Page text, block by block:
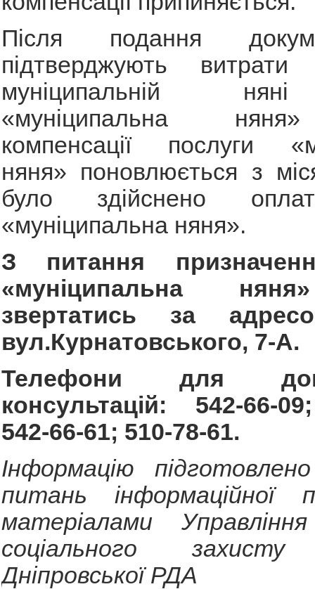
Після подання
підтверджують
муніципальній
«муніципальна
компенсації послуги
няня» поновлюється з
було здійснено
«муніципальна няня».
З питання
«муніципальна
звертатись за
вул.Курнатовського, 7-А.
Телефони для
консультацій: 542-66-
542-66-61; 510-78-61.
Інформацію
питань інформаційної
матеріалами
соціального захисту
Дніпровської РДА